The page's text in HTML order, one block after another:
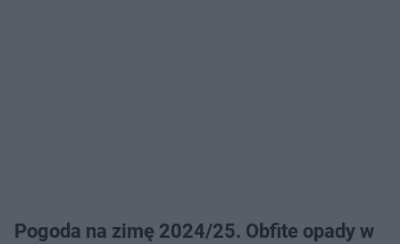
Pogoda na zimę 2024/25. Obfite opady w